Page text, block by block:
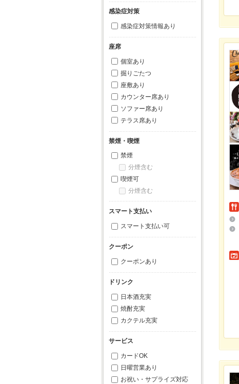
感染症対策
感染症対策情報あり
座席
個室あり
掘りごたつ
座敷あり
カウンター席あり
ソファー席あり
テラス席あり
禁煙・喫煙
禁煙
分煙含む
喫煙可
分煙含む
スマート支払い
スマート支払い可
クーポン
クーポンあり
ドリンク
日本酒充実
焼酎充実
カクテル充実
サービス
カードOK
日曜営業あり
お祝い・サプライズ対応